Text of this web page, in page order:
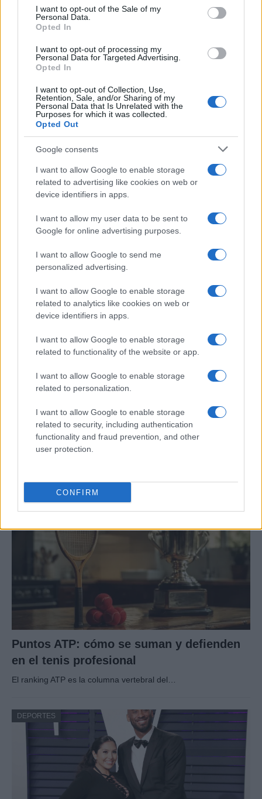
consent section.
I want to opt-out of the Sale of my
Personal Data.
Opted In
I want to opt-out of processing my
Personal Data for Targeted Advertising.
Opted In
I want to opt-out of Collection, Use,
Retention, Sale, and/or Sharing of my
Personal Data that Is Unrelated with the
Purposes for which it was collected.
Opted Out
Google consents
I want to allow Google to enable storage
related to advertising like cookies on web or
device identifiers in apps.
I want to allow my user data to be sent to
Google for online advertising purposes.
I want to allow Google to send me
personalized advertising.
I want to allow Google to enable storage
related to analytics like cookies on web or
device identifiers in apps.
I want to allow Google to enable storage
related to functionality of the website or app.
I want to allow Google to enable storage
related to personalization.
I want to allow Google to enable storage
related to security, including authentication
functionality and fraud prevention, and other
user protection.
CONFIRM
fútbol más importantes de la semana
DEPORTES
Guía completa del 4-3-3: roles,
movimientos y ajustes tácticos
El 4-3-3 es una de las formaciones más…
DEPORTES
Últimas novedades en el fútbol español:
fichajes, renovaciones y polémicas
DEPORTES
Puntos ATP: cómo se suman y defienden
en el tenis profesional
El ranking ATP es la columna vertebral del…
DEPORTES